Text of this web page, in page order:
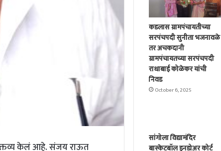
केलं आहे. संजय राऊत
कडलास ग्रामपंचायतीच्या
सरपंचपदी सुनीता भजनावळे
तर अचकदानी
ग्रामपंचायतच्या सरपंचपदी
राधाबाई कोळेकर यांची
निवड
October 6, 2025
सांगोला विद्यामंदिर
बास्केटबॉल इनडोअर कोर्ट